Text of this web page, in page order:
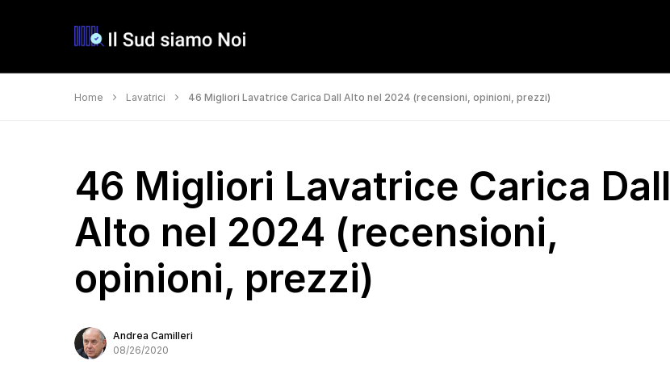
Home Lavatrici 46 Migliori Lavatrice Carica Dall Alto nel 2024 (recensioni, opinioni, prezzi)
46 Migliori Lavatrice Carica Dall
Alto nel 2024 (recensioni,
opinioni, prezzi)
Andrea Camilleri
08/26/2020